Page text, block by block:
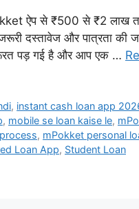
ऐप से ₹500 से ₹2 लाख
दस्तावेज और पात्रता की
पड़ गई है और आप एक …
, instant cash loan app
, mobile se loan kaise le,
, mPokket personal
Loan App, Student Loan